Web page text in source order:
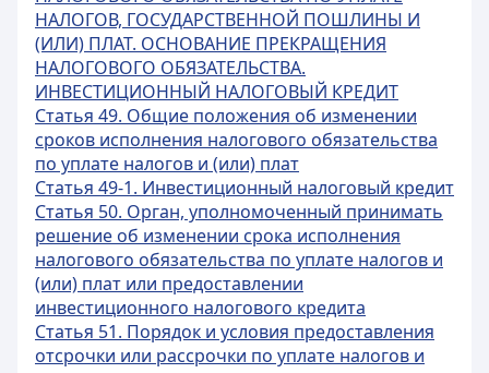
НАЛОГОВ, ГОСУДАРСТВЕННОЙ ПОШЛИНЫ И
(ИЛИ) ПЛАТ. ОСНОВАНИЕ ПРЕКРАЩЕНИЯ
НАЛОГОВОГО ОБЯЗАТЕЛЬСТВА.
ИНВЕСТИЦИОННЫЙ НАЛОГОВЫЙ КРЕДИТ
Статья 49. Общие положения об изменении
сроков исполнения налогового обязательства
по уплате налогов и (или) плат
Статья 49-1. Инвестиционный налоговый кредит
Статья 50. Орган, уполномоченный принимать
решение об изменении срока исполнения
налогового обязательства по уплате налогов и
(или) плат или предоставлении
инвестиционного налогового кредита
Статья 51. Порядок и условия предоставления
отсрочки или рассрочки по уплате налогов и